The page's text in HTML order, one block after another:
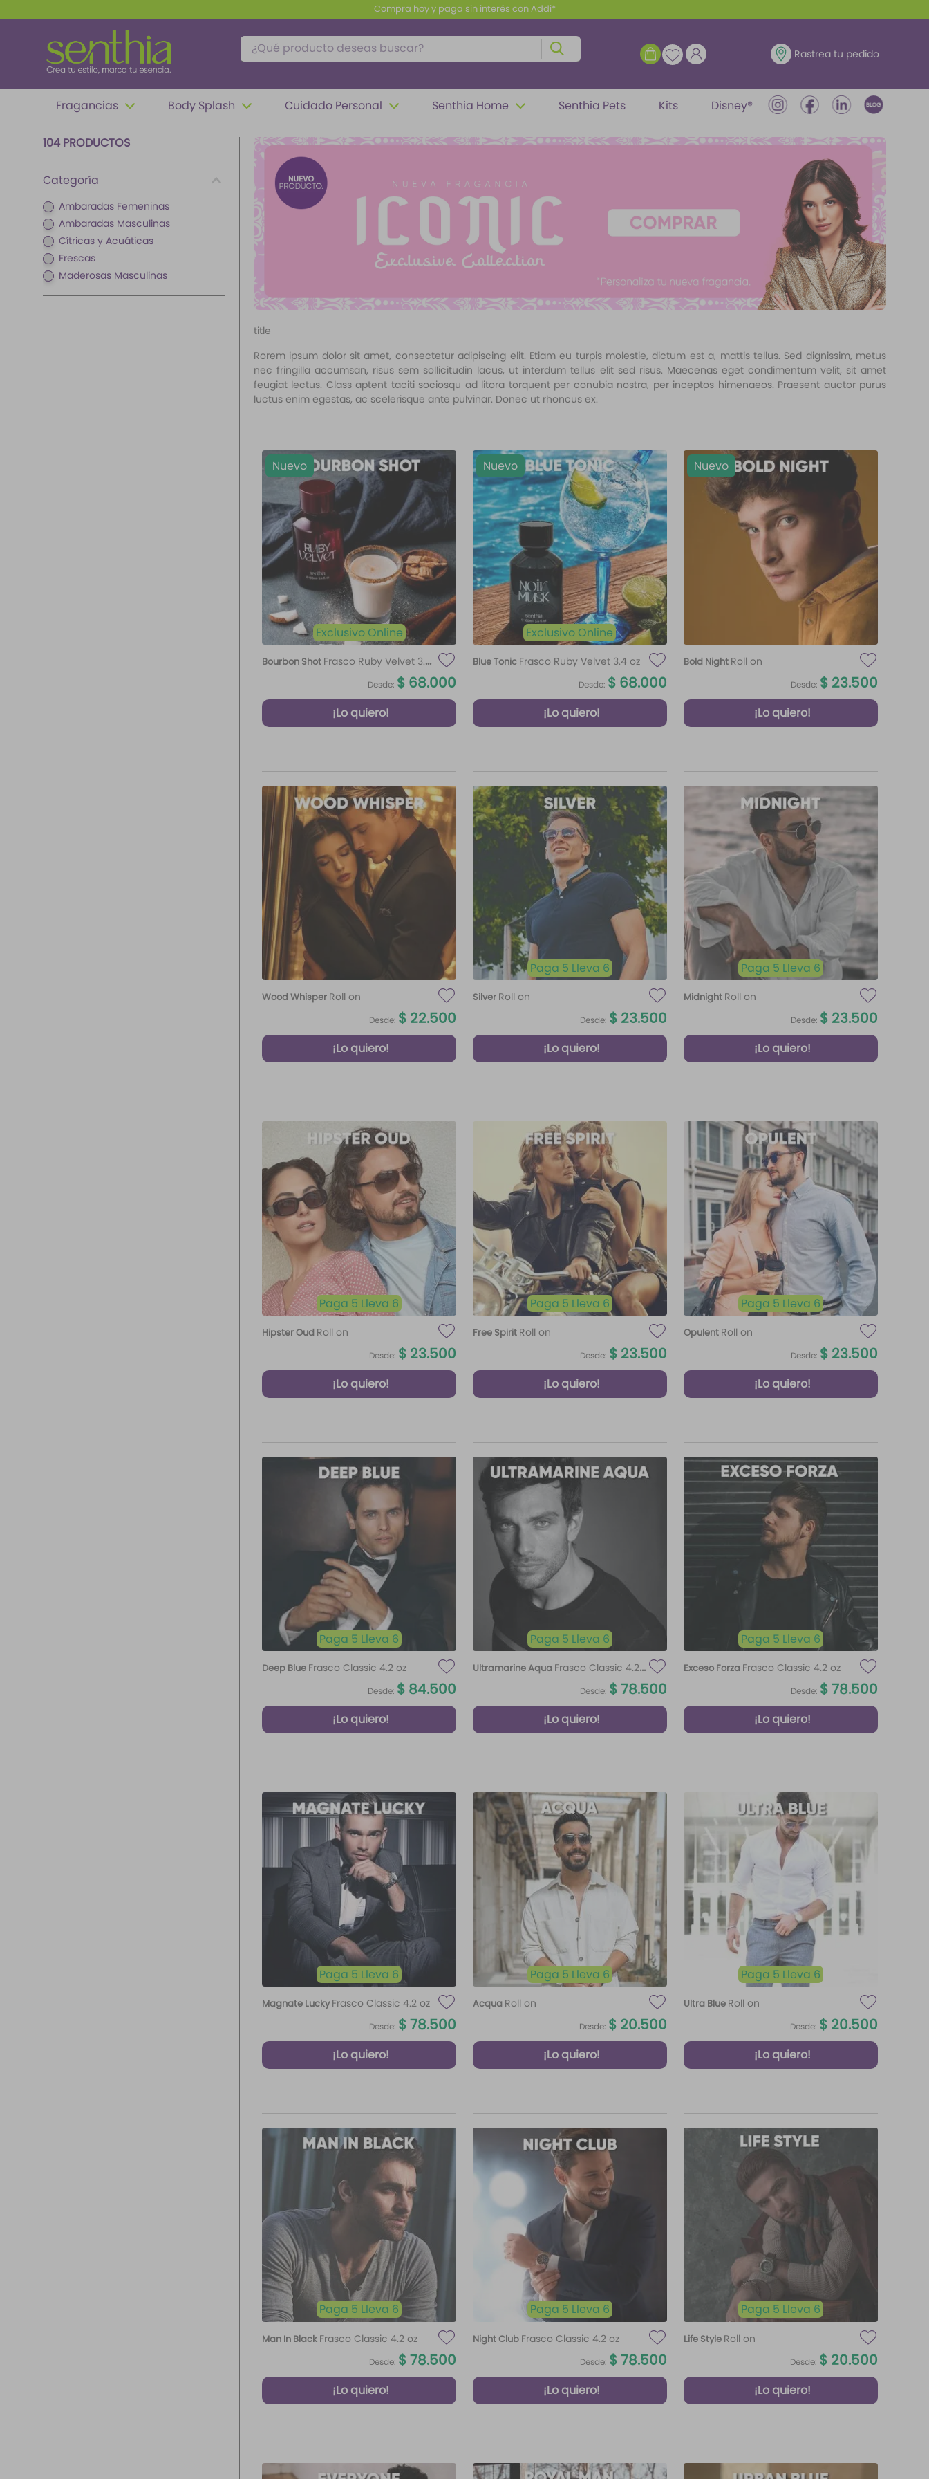
Envío gratis a partir de $100.000
¿Qué producto deseas buscar? ENTRAR Rastrea tu pedido
Fragancias Body Splash Cuidado Personal Senthia Home Senthia Pets Kits Disney®
104PRODUCTOS
Categoría
Ambaradas Femeninas
Ambaradas Masculinas
Cítricas y Acuáticas
Frescas
Maderosas Masculinas
title
Rorem ipsum dolor sit amet, consectetur adipiscing elit. Etiam eu turpis molestie, dictum est a, mattis tellus. Sed dignissim, metus
nec fringilla accumsan, risus sem sollicitudin lacus, ut interdum tellus elit sed risus. Maecenas eget condimentum velit, sit amet
feugiat lectus. Class aptent taciti sociosqu ad litora torquent per conubia nostra, per inceptos himenaeos. Praesent auctor purus
luctus enim egestas, ac scelerisque ante pulvinar. Donec ut rhoncus ex.
Nuevo
Exclusivo Online
Bourbon Shot Frasco Ruby Velvet 3.4
Desde: $ 68.000
¡Lo quiero!
Nuevo
Exclusivo Online
Blue Tonic Frasco Ruby Velvet 3.4 oz
Desde: $ 68.000
¡Lo quiero!
Nuevo
Bold Night Roll on
Desde: $ 23.500
¡Lo quiero!
Wood Whisper Roll on
Desde: $ 22.500
¡Lo quiero!
Paga 5 Lleva 6
Silver Roll on
Desde: $ 23.500
¡Lo quiero!
Paga 5 Lleva 6
Midnight Roll on
Desde: $ 23.500
¡Lo quiero!
Paga 5 Lleva 6
Hipster Oud Roll on
Desde: $ 23.500
¡Lo quiero!
Paga 5 Lleva 6
Free Spirit Roll on
Desde: $ 23.500
¡Lo quiero!
Paga 5 Lleva 6
Opulent Roll on
Desde: $ 23.500
¡Lo quiero!
Paga 5 Lleva 6
Deep Blue Frasco Classic 4.2 oz
Desde: $ 84.500
¡Lo quiero!
Paga 5 Lleva 6
Ultramarine Aqua Frasco Classic 4.2
Desde: $78.500
¡Lo quiero!
Paga 5 Lleva 6
Exceso Forza Frasco Classic 4.2 oz
Desde: $78.500
¡Lo quiero!
Paga 5 Lleva 6
Magnate Lucky Frasco Classic 4.2 oz
Desde: $78.500
¡Lo quiero!
Paga 5 Lleva 6
Acqua Roll on
Desde: $ 20.500
¡Lo quiero!
Paga 5 Lleva 6
Ultra Blue Roll on
Desde: $ 20.500
¡Lo quiero!
Paga 5 Lleva 6
Man In Black Frasco Classic 4.2 oz
Desde: $78.500
¡Lo quiero!
Paga 5 Lleva 6
Night Club Frasco Classic 4.2 oz
Desde: $78.500
¡Lo quiero!
Paga 5 Lleva 6
Life Style Roll on
Desde: $ 20.500
¡Lo quiero!
TÉRMINOS MÁS BUSCADOS
1.
perfume
2
5.
iconic
8.
paris hilton